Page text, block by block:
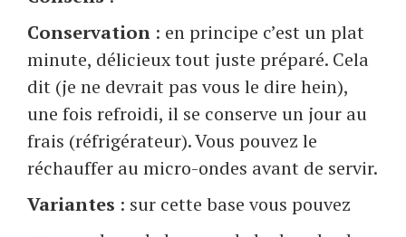
Conservation : en principe c’est un plat
minute, délicieux tout juste préparé. Cela
dit (je ne devrait pas vous le dire hein),
une fois refroidi, il se conserve un jour au
frais (réfrigérateur). Vous pouvez le
réchauffer au micro-ondes avant de servir.
Variantes : sur cette base vous pouvez